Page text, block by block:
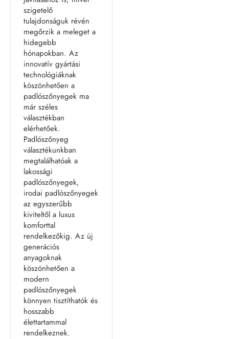
szigetelő
tulajdonságuk révén
megőrzik a meleget a
hidegebb
hónapokban. Az
innovatív gyártási
technológiáknak
köszönhetően a
padlószőnyegek ma
már széles
választékban
elérhetőek.
Padlószőnyeg
választékunkban
megtalálhatóak a
lakossági
padlószőnyegek,
irodai padlószőnyegek
az egyszerűbb
kiviteltől a luxus
komforttal
rendelkezőkig. Az új
generációs
anyagoknak
köszönhetően a
modern
padlószőnyegek
könnyen tisztíthatók és
hosszabb
élettartammal
rendelkeznek.